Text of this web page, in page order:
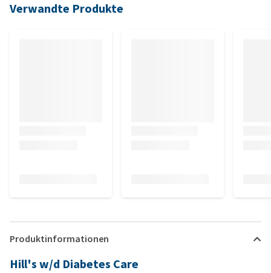
Verwandte Produkte
Produktinformationen
Hill's w/d Diabetes Care